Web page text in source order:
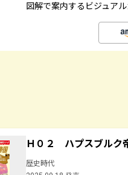
図解で案内するビジュアル
Ｈ０２ ハプスブルク
歴史時代